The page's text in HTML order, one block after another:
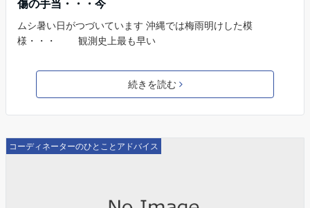
傷の手当・・・今
ムシ暑い日がつづいています 沖縄では梅雨明けした模
様・・・ 観測史上最も早い
続きを読む
コーディネーターのひとことアドバイス